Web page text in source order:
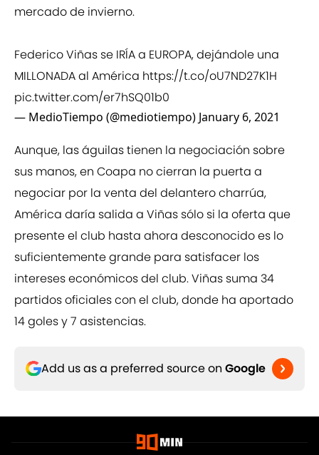
mercado de invierno.
Federico Viñas se IRÍA a EUROPA, dejándole una
MILLONADA al América https://t.co/oU7ND27K1H
pic.twitter.com/er7hSQ01b0
— MedioTiempo (@mediotiempo) January 6, 2021
Aunque, las águilas tienen la negociación sobre
sus manos, en Coapa no cierran la puerta a
negociar por la venta del delantero charrúa,
América daría salida a Viñas sólo si la oferta que
presente el club hasta ahora desconocido es lo
suficientemente grande para satisfacer los
intereses económicos del club. Viñas suma 34
partidos oficiales con el club, donde ha aportado
14 goles y 7 asistencias.
Add us as a preferred source on Google